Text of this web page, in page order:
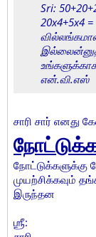
Sri:
20x4+5x4
என்.வி.எஸ்
சாரி சார் எனது
முயற்சிக்கவும்
இருந்தன
ஶ்ரீ: